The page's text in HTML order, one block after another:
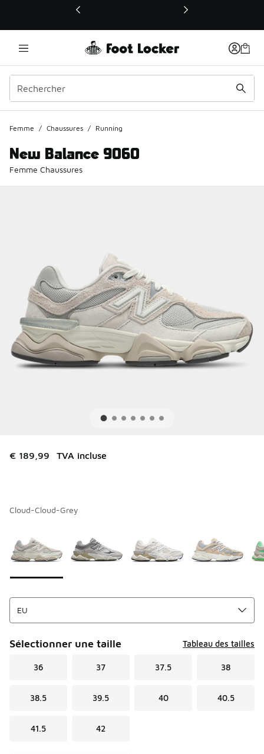
Ce lien ouvrira une nouvelle fenêtre
Femme / Chaussures / Running
New Balance 9060
Femme Chaussures
€ 189,99 TVA incluse
Cloud-Cloud-Grey
Sélectionner une taille Tableau des tailles
36 37 37.5 38
38.5 39.5 40 40.5
41.5 42